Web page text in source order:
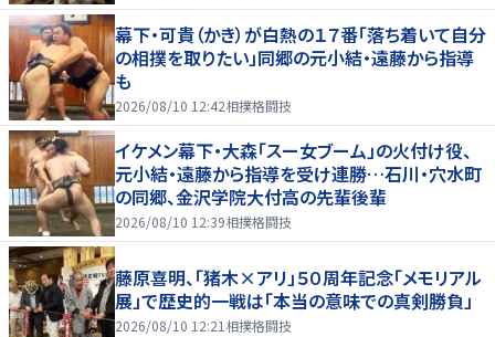
幕下・可貴（かき）が白熱の１７番「落ち着いて自分
の相撲を取りたい」同郷の元小結・遠藤から指導
も
2026/08/10 12:42相撲格闘技
イケメン幕下・大森「スー女ブーム」の火付け役、
元小結・遠藤から指導を受け連勝…石川・穴水町
の同郷、金沢学院大付高の先輩後輩
2026/08/10 12:39相撲格闘技
藤原喜明、「猪木×アリ」５０周年記念「メモリアル
展」で歴史的一戦は「本当の意味での真剣勝負」
2026/08/10 12:21 相撲格闘技